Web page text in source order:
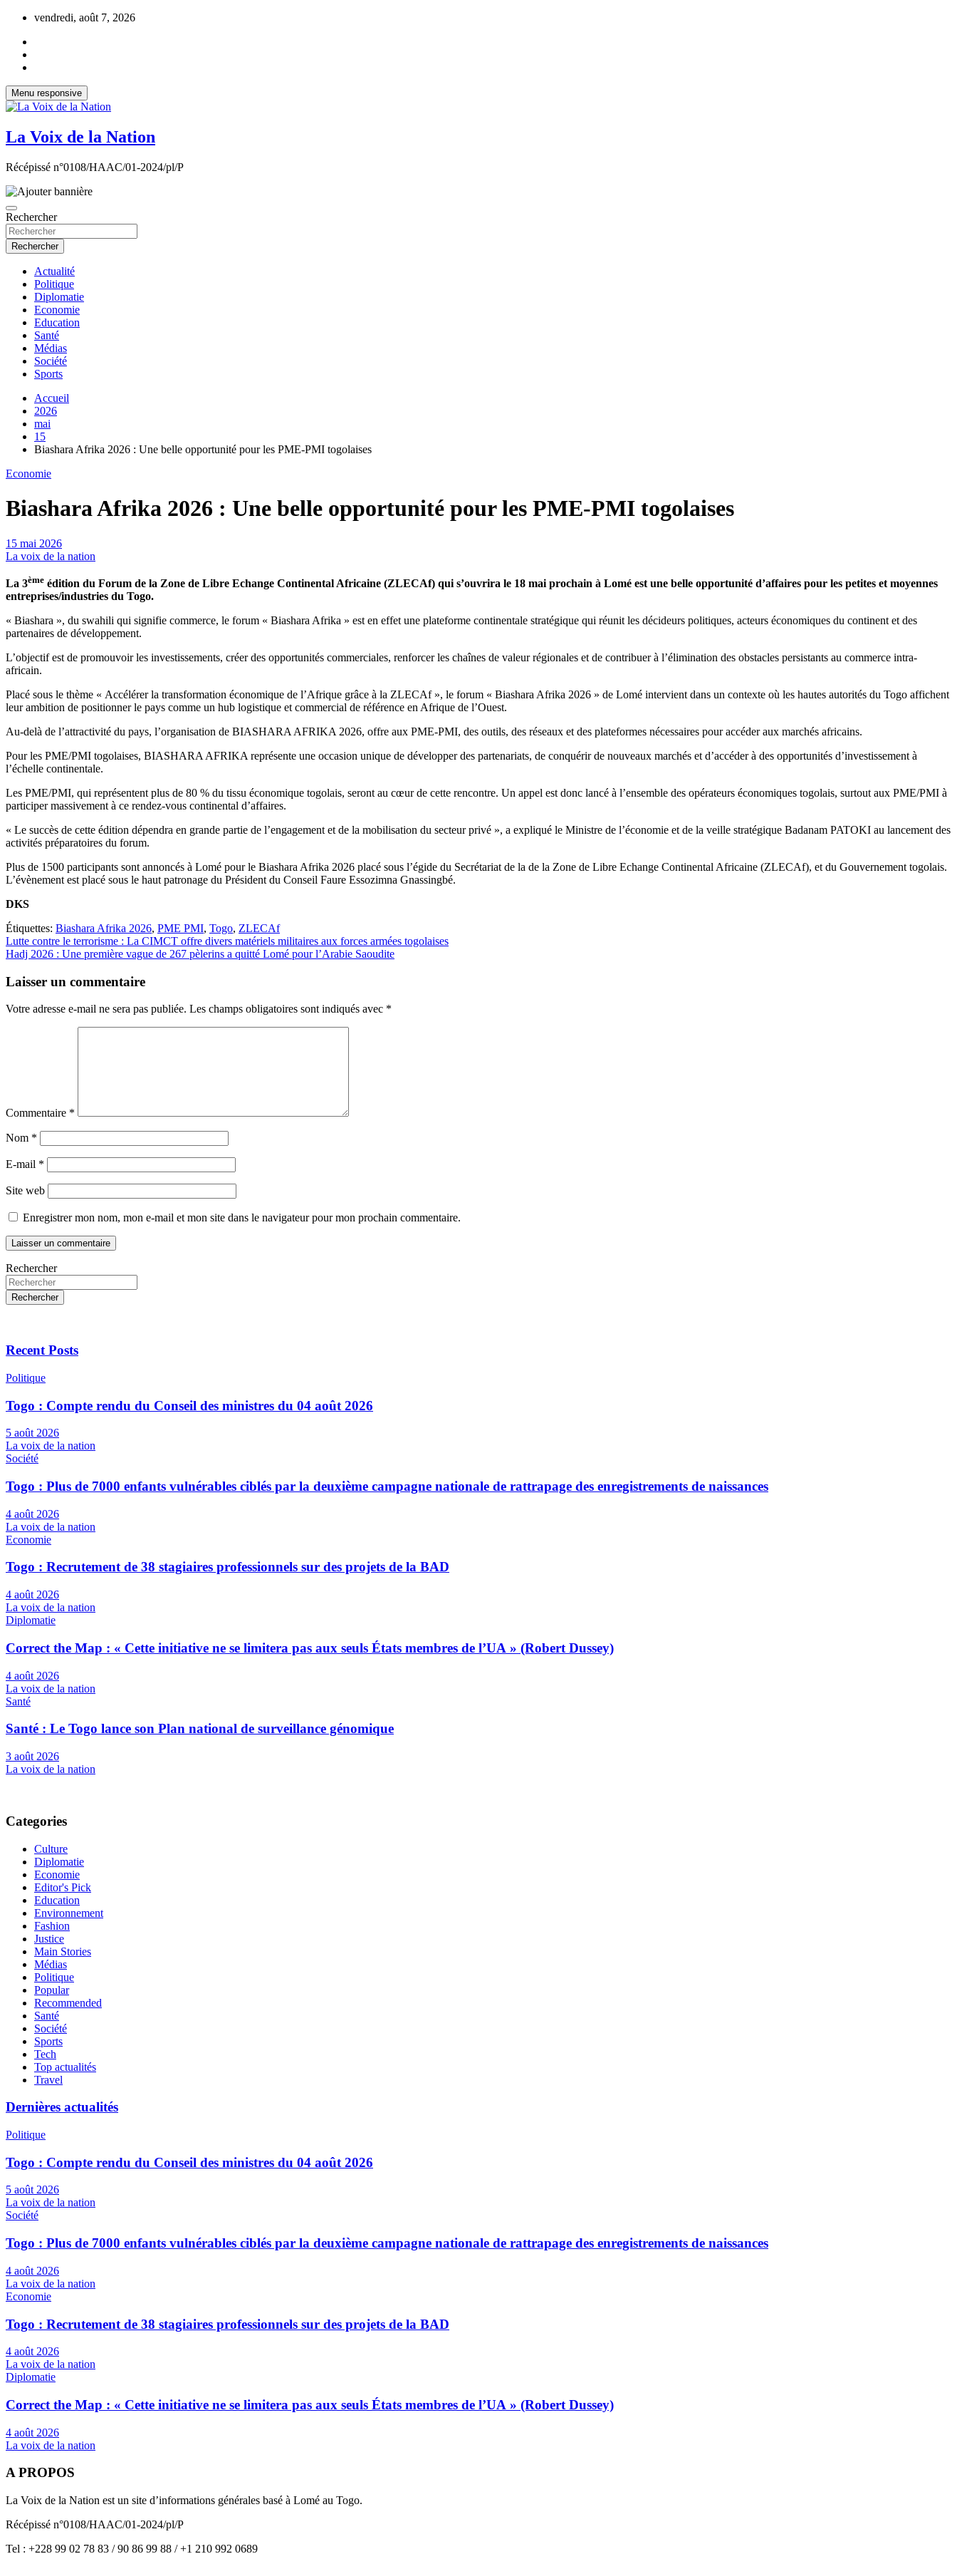
Aller
contenu
vendredi, août 7, 2026
Menu responsive
La Voix de la Nation
Récépissé n°0108/HAAC/01-2024/pl/P
Rechercher
Rechercher
Actualité
Politique
Diplomatie
Economie
Education
Santé
Médias
Société
Sports
Accueil
2026
mai
15
Biashara Afrika 2026 : Une belle opportunité pour les PME-PMI togolaises
Economie
Biashara Afrika 2026 : Une belle opportunité pour les PME-PMI togolaises
15 mai 2026
La voix de la nation
La 3ème édition du Forum de la Zone de Libre Echange Continental Africaine (ZLECAf) qui s’ouvrira le 18 mai prochain à Lomé est une belle opportunité d’affaires pour les petites et moyennes
entreprises/industries du Togo.
« Biashara », du swahili qui signifie commerce, le forum « Biashara Afrika » est en effet une plateforme continentale stratégique qui réunit les décideurs politiques, acteurs économiques du continent et des
partenaires de développement.
L’objectif est de promouvoir les investissements, créer des opportunités commerciales, renforcer les chaînes de valeur régionales et de contribuer à l’élimination des obstacles persistants au commerce intra-
africain.
Placé sous le thème « Accélérer la transformation économique de l’Afrique grâce à la ZLECAf », le forum « Biashara Afrika 2026 » de Lomé intervient dans un contexte où les hautes autorités du Togo affichent
leur ambition de positionner le pays comme un hub logistique et commercial de référence en Afrique de l’Ouest.
Au-delà de l’attractivité du pays, l’organisation de BIASHARA AFRIKA 2026, offre aux PME-PMI, des outils, des réseaux et des plateformes nécessaires pour accéder aux marchés africains.
Pour les PME/PMI togolaises, BIASHARA AFRIKA représente une occasion unique de développer des partenariats, de conquérir de nouveaux marchés et d’accéder à des opportunités d’investissement à
l’échelle continentale.
Les PME/PMI, qui représentent plus de 80 % du tissu économique togolais, seront au cœur de cette rencontre. Un appel est donc lancé à l’ensemble des opérateurs économiques togolais, surtout aux PME/PMI à
participer massivement à ce rendez-vous continental d’affaires.
« Le succès de cette édition dépendra en grande partie de l’engagement et de la mobilisation du secteur privé », a expliqué le Ministre de l’économie et de la veille stratégique Badanam PATOKI au lancement des
activités préparatoires du forum.
Plus de 1500 participants sont annoncés à Lomé pour le Biashara Afrika 2026 placé sous l’égide du Secrétariat de la de la Zone de Libre Echange Continental Africaine (ZLECAf), et du Gouvernement togolais.
L’évènement est placé sous le haut patronage du Président du Conseil Faure Essozimna Gnassingbé.
DKS
Étiquettes: Biashara Afrika 2026, PME PMI, Togo, ZLECAf
Navigation
de
l’article
Lutte contre le terrorisme : La CIMCT offre divers matériels militaires aux forces armées togolaises
Hadj 2026 : Une première vague de 267 pèlerins a quitté Lomé pour l’Arabie Saoudite
Laisser un commentaire
Votre adresse e-mail ne sera pas publiée. Les champs obligatoires sont indiqués avec *
Commentaire *
Nom *
E-mail *
Site web
Enregistrer mon nom, mon e-mail et mon site dans le navigateur pour mon prochain commentaire.
Rechercher
Rechercher
Recent Posts
Politique
Togo : Compte rendu du Conseil des ministres du 04 août 2026
5 août 2026
La voix de la nation
Société
Togo : Plus de 7000 enfants vulnérables ciblés par la deuxième campagne nationale de rattrapage des enregistrements de naissances
4 août 2026
La voix de la nation
Economie
Togo : Recrutement de 38 stagiaires professionnels sur des projets de la BAD
4 août 2026
La voix de la nation
Diplomatie
Correct the Map : « Cette initiative ne se limitera pas aux seuls États membres de l’UA » (Robert Dussey)
4 août 2026
La voix de la nation
Santé
Santé : Le Togo lance son Plan national de surveillance génomique
3 août 2026
La voix de la nation
Categories
Culture
Diplomatie
Economie
Editor's Pick
Education
Environnement
Fashion
Justice
Main Stories
Médias
Politique
Popular
Recommended
Santé
Société
Sports
Tech
Top actualités
Travel
Dernières actualités
Politique
Togo : Compte rendu du Conseil des ministres du 04 août 2026
5 août 2026
La voix de la nation
Société
Togo : Plus de 7000 enfants vulnérables ciblés par la deuxième campagne nationale de rattrapage des enregistrements de naissances
4 août 2026
La voix de la nation
Economie
Togo : Recrutement de 38 stagiaires professionnels sur des projets de la BAD
4 août 2026
La voix de la nation
Diplomatie
Correct the Map : « Cette initiative ne se limitera pas aux seuls États membres de l’UA » (Robert Dussey)
4 août 2026
La voix de la nation
A PROPOS
La Voix de la Nation est un site d’informations générales basé à Lomé au Togo.
Récépissé n°0108/HAAC/01-2024/pl/P
Tel : +228 99 02 78 83 / 90 86 99 88 / +1 210 992 0689